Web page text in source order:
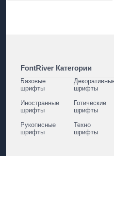
FontRiver Категории
Базовые
шрифты
шрифты
Иностранные
шрифты
Готические
шрифты
Рукописные
шрифты
Техно
шрифты